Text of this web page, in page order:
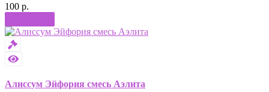
100 р.
Алиссум Эйфория смесь Аэлита